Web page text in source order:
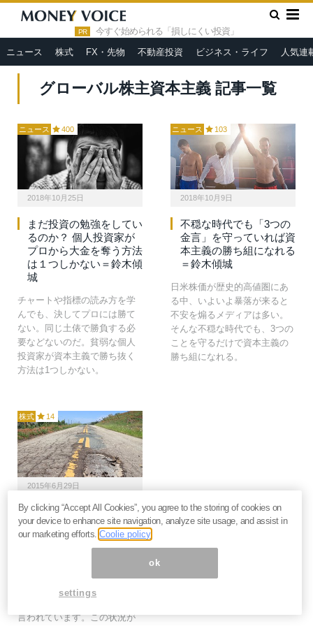
PR 今すぐ始められる「損しにくい投資」
ニュース 株式 FX・先物 不動産投資 ビジネス・ライフ 人気連
HOME » グローバル株主資本主義
グローバル株主資本主義 記事一覧
ニュース 400
2018年10月25日
まだ投資の勉強をしてい
るのか？ 個人投資家が
プロから大金を奪う方法
は１つしかない＝鈴木傾
城
チャートや指標の読み方を学
んでも、決してプロには勝て
ない。同じ土俵で勝負する必
要などないのだ。貧弱な個人
投資家が資本主義で勝ち抜く
方法は1つしかない。
ニュース 103
2018年10月9日
不穏な時代でも「3つの
金言」を守っていれば資
本主義の勝ち組になれる
＝鈴木傾城
日米株価が歴史的高値圏にあ
る中、いよいよ暴落が来ると
不安を煽るメディアは多い。
そんな不穏な時代でも、3つの
ことを守るだけで資本主義の
勝ち組になれる。
株式 14
2015年6月29日
グローバル株主資本主義
が進むとその国は退化す
る？
した。この株高には外国人投
言われています。この状況が
By clicking “Accept All Cookies”, you agree to the storing of cookies on
your device to enhance site navigation, analyze site usage, and assist in
our marketing efforts.Coolie policy
ok
settings